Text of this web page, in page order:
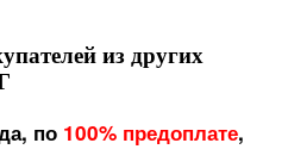
из других
по 100% предоплате,